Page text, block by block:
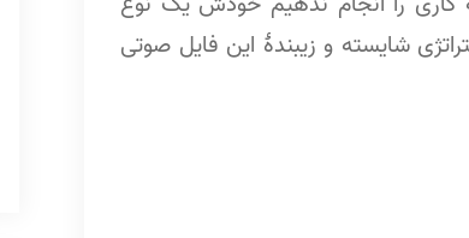
شایسته و زیبندۀ این فایل صوتی